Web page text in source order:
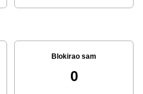
Blokirao sam
0